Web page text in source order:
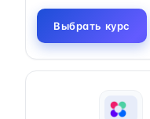
Выбрать курс